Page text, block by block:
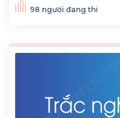
98 người đang thi